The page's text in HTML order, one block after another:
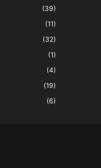
(39)
(11)
(32)
(1)
(4)
(19)
(6)